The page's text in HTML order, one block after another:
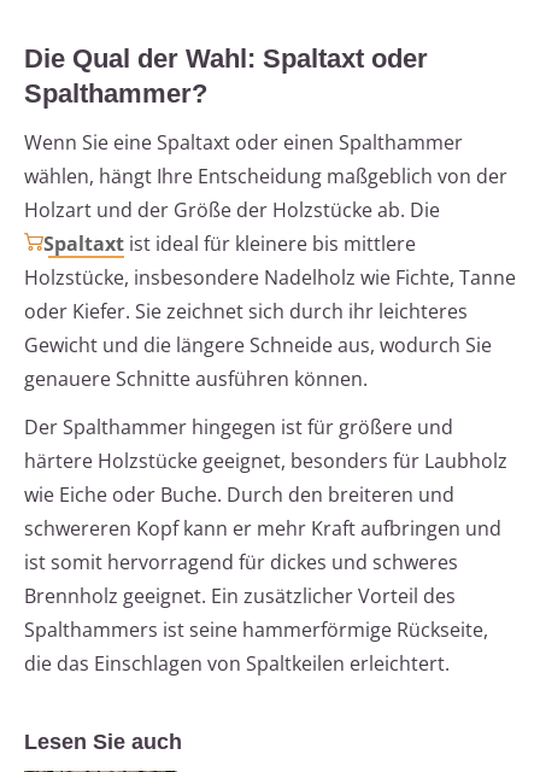
Die Qual der Wahl: Spaltaxt oder
Spalthammer?
Wenn Sie eine Spaltaxt oder einen Spalthammer
wählen, hängt Ihre Entscheidung maßgeblich von der
Holzart und der Größe der Holzstücke ab. Die
Spaltaxt ist ideal für kleinere bis mittlere
Holzstücke, insbesondere Nadelholz wie Fichte, Tanne
oder Kiefer. Sie zeichnet sich durch ihr leichteres
Gewicht und die längere Schneide aus, wodurch Sie
genauere Schnitte ausführen können.
Der Spalthammer hingegen ist für größere und
härtere Holzstücke geeignet, besonders für Laubholz
wie Eiche oder Buche. Durch den breiteren und
schwereren Kopf kann er mehr Kraft aufbringen und
ist somit hervorragend für dickes und schweres
Brennholz geeignet. Ein zusätzlicher Vorteil des
Spalthammers ist seine hammerförmige Rückseite,
die das Einschlagen von Spaltkeilen erleichtert.
Lesen Sie auch